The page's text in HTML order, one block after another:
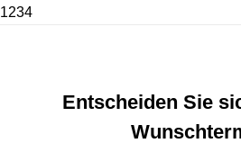
1234
Entscheiden Sie